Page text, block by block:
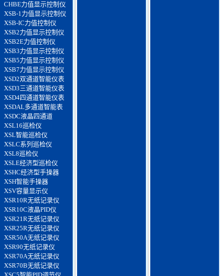
CHBE力值显示控制仪
XSB-1力值显示控制仪
XSB-IC力值控制仪
XSB2力值显示控制仪
XSB2E力值控制仪
XSB3力值显示控制仪
XSB5力值显示控制仪
XSB7力值显示控制仪
XSD2双通道智能仪表
XSD3三通道智能仪表
XSD4四通道智能仪表
XSDAL多通道智能表
XSDC液晶四通道
XSL16巡检仪
XSL智能巡检仪
XSLC系列巡检仪
XSL8巡检仪
XSLE经济型巡检仪
XSHC经济型手操器
XSH智能手操器
XSV容量显示仪
XSR10R无纸记录仪
XSR10C液晶PID仪
XSR21R无纸记录仪
XSR25R无纸记录仪
XSR50A无纸记录仪
XSR90无纸记录仪
XSR70A无纸记录仪
XSR70B无纸记录仪